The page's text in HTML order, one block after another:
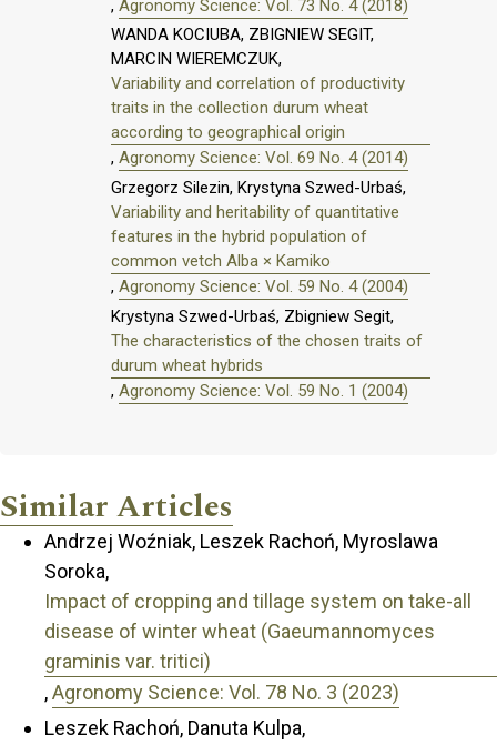
, Agronomy Science: Vol. 73 No. 4 (2018)
WANDA KOCIUBA, ZBIGNIEW SEGIT,
MARCIN WIEREMCZUK,
Variability and correlation of productivity
traits in the collection durum wheat
according to geographical origin
, Agronomy Science: Vol. 69 No. 4 (2014)
Grzegorz Silezin, Krystyna Szwed-Urbaś,
Variability and heritability of quantitative
features in the hybrid population of
common vetch Alba × Kamiko
, Agronomy Science: Vol. 59 No. 4 (2004)
Krystyna Szwed-Urbaś, Zbigniew Segit,
The characteristics of the chosen traits of
durum wheat hybrids
, Agronomy Science: Vol. 59 No. 1 (2004)
Similar Articles
Andrzej Woźniak, Leszek Rachoń, Myroslawa
Soroka,
Impact of cropping and tillage system on take-all
disease of winter wheat (Gaeumannomyces
graminis var. tritici)
,Agronomy Science: Vol. 78 No. 3 (2023)
Leszek Rachoń, Danuta Kulpa,